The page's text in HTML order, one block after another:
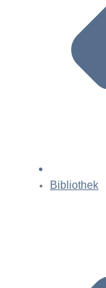
Bibliothek